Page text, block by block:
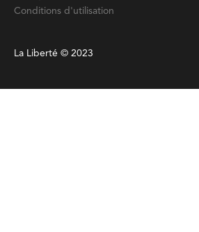
Conditions d'utilisation
La Liberté © 2023